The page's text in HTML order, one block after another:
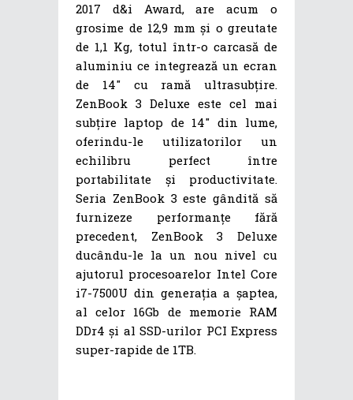
2017 d&i Award, are acum o
grosime de 12,9 mm și o greutate
de 1,1 Kg, totul într-o carcasă de
aluminiu ce integrează un ecran
de 14″ cu ramă ultrasubțire.
ZenBook 3 Deluxe este cel mai
subțire laptop de 14″ din lume,
oferindu-le utilizatorilor un
echilibru perfect între
portabilitate și productivitate.
Seria ZenBook 3 este gândită să
furnizeze performanțe fără
precedent, ZenBook 3 Deluxe
ducându-le la un nou nivel cu
ajutorul procesoarelor Intel Core
i7-7500U din generația a șaptea,
al celor 16Gb de memorie RAM
DDr4 și al SSD-urilor PCI Express
super-rapide de 1TB.